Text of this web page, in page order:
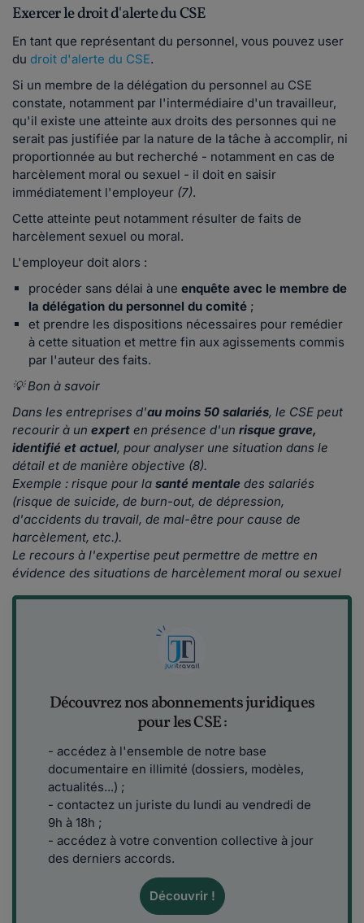
Exercer le droit d'alerte du CSE
En tant que représentant du personnel, vous pouvez user
du droit d'alerte du CSE.
Si un membre de la délégation du personnel au CSE
constate, notamment par l'intermédiaire d'un travailleur,
qu'il existe une atteinte aux droits des personnes qui ne
serait pas justifiée par la nature de la tâche à accomplir, ni
proportionnée au but recherché - notamment en cas de
harcèlement moral ou sexuel - il doit en saisir
immédiatement l'employeur (7).
Cette atteinte peut notamment résulter de faits de
harcèlement sexuel ou moral.
L'employeur doit alors :
procéder sans délai à une enquête avec le membre de
la délégation du personnel du comité ;
et prendre les dispositions nécessaires pour remédier
à cette situation et mettre fin aux agissements commis
par l'auteur des faits.
💡 Bon à savoir
Dans les entreprises d'au moins 50 salariés, le CSE peut
recourir à un expert en présence d'un risque grave,
identifié et actuel, pour analyser une situation dans le
détail et de manière objective (8).
Exemple : risque pour la santé mentale des salariés
(risque de suicide, de burn-out, de dépression,
d'accidents du travail, de mal-être pour cause de
harcèlement, etc.).
Le recours à l'expertise peut permettre de mettre en
évidence des situations de harcèlement moral ou sexuel
Découvrez nos abonnements juridiques
pour les CSE :
- accédez à l'ensemble de notre base
documentaire en illimité (dossiers, modèles,
actualités...) ;
- contactez un juriste du lundi au vendredi de
9h à 18h ;
- accédez à votre convention collective à jour
des derniers accords.
Découvrir !